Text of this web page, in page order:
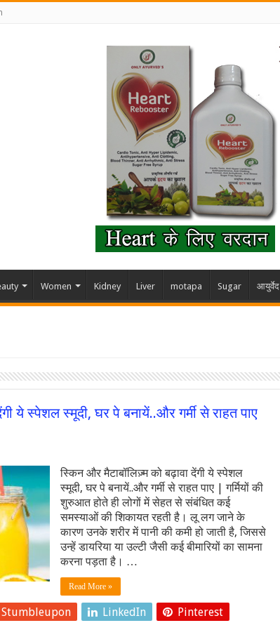
Women Kidney Liver motapa Sugar आयुर्वेद
ये स्पेशल स्मूदी, घर पे बनायें..और गर्मी से राहत पाए
स्किन और मैटाबॉलिज़्म को बढ़ावा देंगी ये स्पेशल
स्मूदी, घर पे बनायें..और गर्मी से राहत पाए | गर्मियों की
शुरुआत होते ही लोगों में सेहत से संबंधित कई
समस्याओं की शिकायत रहती है। लू लग जाने के
कारण उनके शरीर में पानी की कमी हो जाती है, जिससे
उन्हें डायरिया या उल्टी जैसी कई बीमारियों का सामना
करना पड़ता है। …
Read More »
Stumbleupon LinkedIn Pinterest